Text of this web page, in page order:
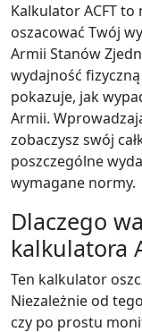
Kalkulator ACFT
oszacować Twój
Armii Stanów
wydajność
pokazuje, jak
Armii.
zobaczysz swój
poszczególne
wymagane normy.
Dlaczego
kalkulatora
Ten kalkulator
Niezależnie od
czy po prostu